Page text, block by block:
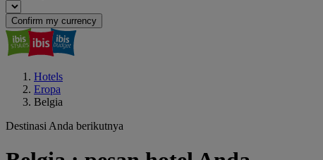
Confirm my currency
Hotels
Eropa
Belgia
Destinasi Anda berikutnya